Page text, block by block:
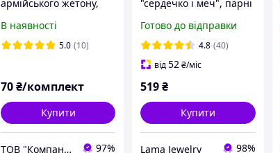
армійського жетону,
см*3 мм
В наявності
5.0 (10)
70₴/комплект
Купити
ТОВ "Компанія Темпер" 97%
"сердечко і меч", парні
мечем, підвіски
дружби, кулон, кольє
Готово до відправки
4.8 (40)
від52₴/міс
519₴
Купити
Lama Jewelry 98%